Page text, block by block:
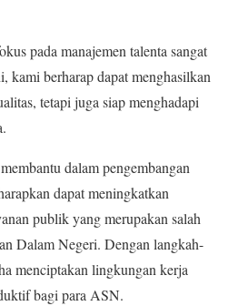
pada manajemen talenta sangat
kami berharap dapat menghasilkan
tetapi juga siap menghadapi
dalam pengembangan
dapat meningkatkan
publik yang merupakan salah
Dalam Negeri. Dengan langkah-
menciptakan lingkungan kerja
bagi para ASN.